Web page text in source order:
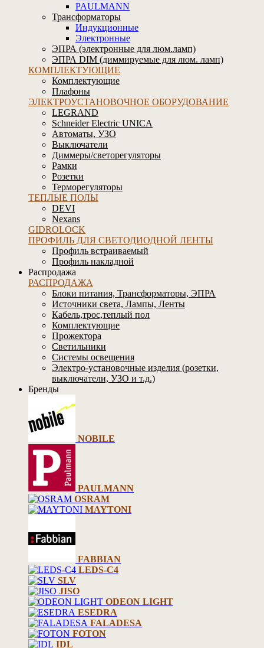
PAULMANN
Трансформаторы
Индукционные
Электронные
ЭПРА (электронные для люм.ламп)
ЭПРА DIM (диммируемые для люм. ламп)
КОМПЛЕКТУЮЩИЕ
Комплектующие
Плафоны
ЭЛЕКТРОУСТАНОВОЧНОЕ ОБОРУДОВАНИЕ
LEGRAND
Schneider Electric UNICA
Автоматы, УЗО
Выключатели
Диммеры/светорегуляторы
Рамки
Розетки
Терморегуляторы
ТЕПЛЫЕ ПОЛЫ
DEVI
Nexans
GIDROLOCK
ПРОФИЛЬ ДЛЯ СВЕТОДИОДНОЙ ЛЕНТЫ
Профиль встраиваемый
Профиль накладной
Распродажа
РАСПРОДАЖА
Блоки питания, Трансформаторы, ЭПРА
Источники света, Лампы, Ленты
Кабель,трос,теплый пол
Комплектующие
Прожектора
Светильники
Системы освещения
Электро-установочные изделия (розетки,
выключатели, УЗО и т.д.)
Бренды
NOBILE
PAULMANN
OSRAM
MAYTONI
FABBIAN
LEDS-C4
SLV
JISO
ODEON LIGHT
ESEDRA
FALADESA
FOTON
IDL